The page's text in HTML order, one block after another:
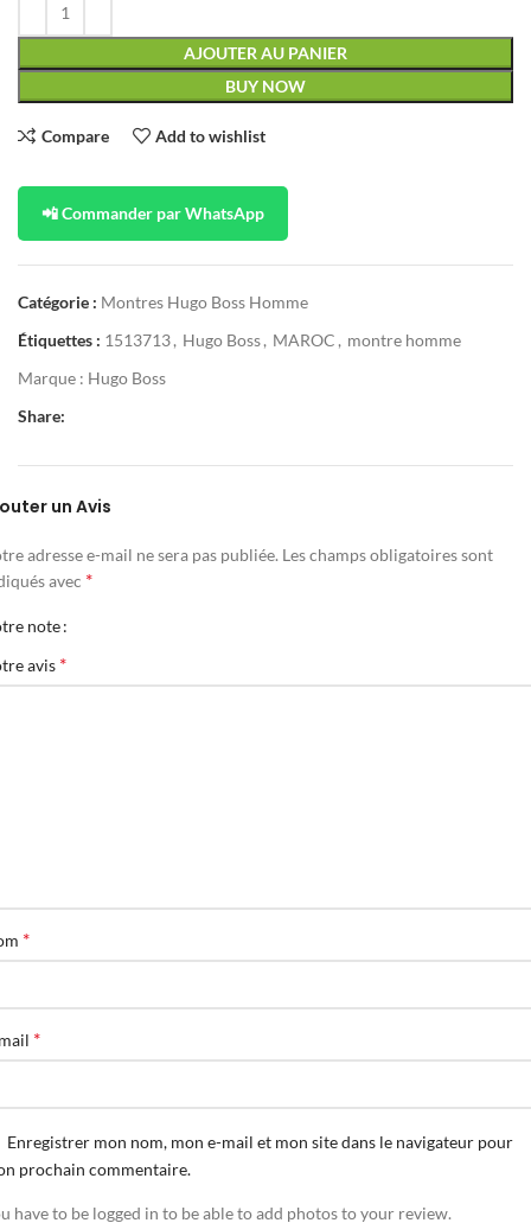
AJOUTER AU PANIER
BUY NOW
Compare Add to wishlist
📲 Commander par WhatsApp
Catégorie : Montres Hugo Boss Homme
Étiquettes : 1513713, Hugo Boss, MAROC , montre homme
Marque : Hugo Boss
Share:
un Avis
adresse e-mail ne sera pas publiée. Les champs obligatoires sont
avec *
note
avis *
*
*
Enregistrer mon nom, mon e-mail et mon site dans le navigateur pour
prochain commentaire.
have to be logged in to be able to add photos to your review.